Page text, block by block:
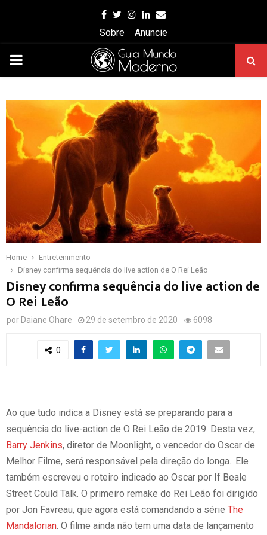
Facebook
Twitter
Instagram
Linkedin
Email
Sobre
Anuncie
PRIMARY
Home
Entretenimento
Disney confirma sequência do live action de O Rei Leão
Disney confirma sequência do live action de
O Rei Leão
por Daiane Ohare 29 de setembro de 2020 6098
0
Ao que tudo indica a Disney está se preparando para a
sequência do live-action de O Rei Leão de 2019. Desta vez,
Barry Jenkins, diretor de Moonlight, o vencedor do Oscar de
Melhor Filme, será responsável pela direção do longa.. Ele
também escreveu o roteiro indicado ao Oscar por If Beale
Street Could Talk. O primeiro remake do Rei Leão foi dirigido
por Jon Favreau, que agora está comandando a série The
Mandalorian. O filme ainda não tem uma data de lançamento